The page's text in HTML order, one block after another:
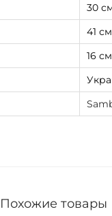
30
41 см
16 см
Похожие товары